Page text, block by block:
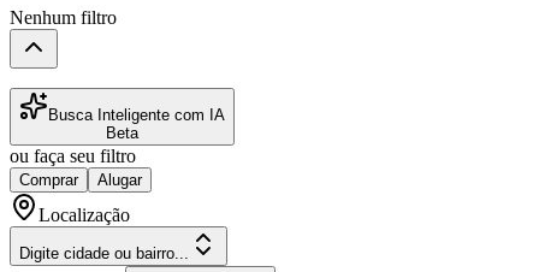
Nenhum filtro
Busca Inteligente com IA
Beta
ou faça seu filtro
Comprar Alugar
Localização
Digite cidade ou bairro...